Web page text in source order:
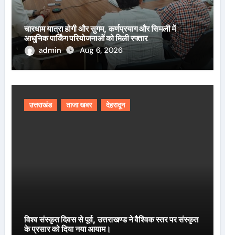
चारधाम यात्रा होगी और सुगम, कर्णप्रयाग और सिमली में
आधुनिक पार्किंग परियोजनाओं को मिली रफ्तार
admin
Aug 6, 2026
उत्तराखंड ताजा खबर देहरादून
विश्व संस्कृत दिवस से पूर्व, उत्तराखण्ड ने वैश्विक स्तर पर संस्कृत
के प्रसार को दिया नया आयाम।